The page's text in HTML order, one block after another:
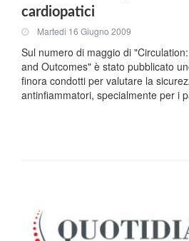
cardiopatici
Martedi 16 Giugno 2009
Sul numero di maggio di
and Outcomes" è stato pubblicato
finora condotti per valutare la
antinfiammatori, specialmente per i